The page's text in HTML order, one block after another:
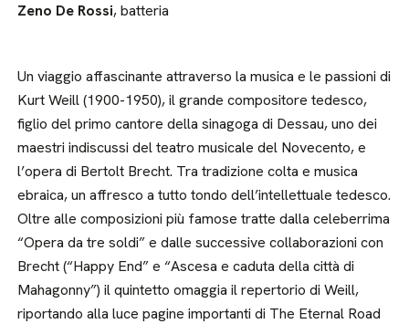
Zeno De Rossi, batteria
Un viaggio affascinante attraverso la musica e le passioni di
Kurt Weill (1900-1950), il grande compositore tedesco,
figlio del primo cantore della sinagoga di Dessau, uno dei
maestri indiscussi del teatro musicale del Novecento, e
l’opera di Bertolt Brecht. Tra tradizione colta e musica
ebraica, un affresco a tutto tondo dell’intellettuale tedesco.
Oltre alle composizioni più famose tratte dalla celeberrima
“Opera da tre soldi” e dalle successive collaborazioni con
Brecht (“Happy End” e “Ascesa e caduta della città di
Mahagonny”) il quintetto omaggia il repertorio di Weill,
riportando alla luce pagine importanti di The Eternal Road